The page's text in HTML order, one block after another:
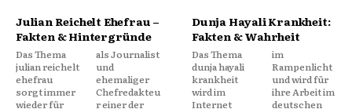
Julian Reichelt Ehefrau –
Fakten & Hintergründe
Das Thema
julian reichelt
ehefrau
sorgt immer
wieder für
als Journalist
und
ehemaliger
Chefredakteu
r einer der
Dunja Hayali Krankheit:
Fakten & Wahrheit
Das Thema
dunja hayali
krankheit
wird im
Internet
im
Rampenlicht
und wird für
ihre Arbeit im
deutschen